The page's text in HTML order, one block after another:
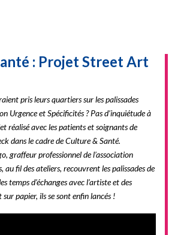
: Projet Street Art
pris leurs quartiers sur les palissades
Urgence et Spécificités ? Pas d’inquiétude à
réalisé avec les patients et soignants de
dans le cadre de Culture & Santé.
graffeur professionnel de l’association
fil des ateliers, recouvrent les palissades de
temps d’échanges avec l’artiste et des
papier, ils se sont enfin lancés !